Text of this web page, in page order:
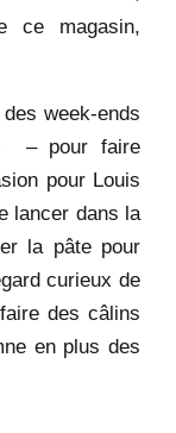
ce magasin,
week-ends
– pour faire
pour Louis
lancer dans la
la pâte pour
curieux de
des câlins
en plus des